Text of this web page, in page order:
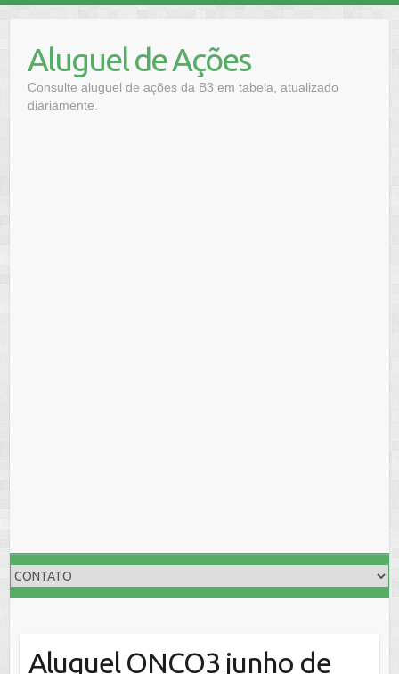
contentAluguel de Ações
Consulte aluguel de ações da B3 em tabela, atualizado
diariamente.
Aluguel ONCO3 junho de